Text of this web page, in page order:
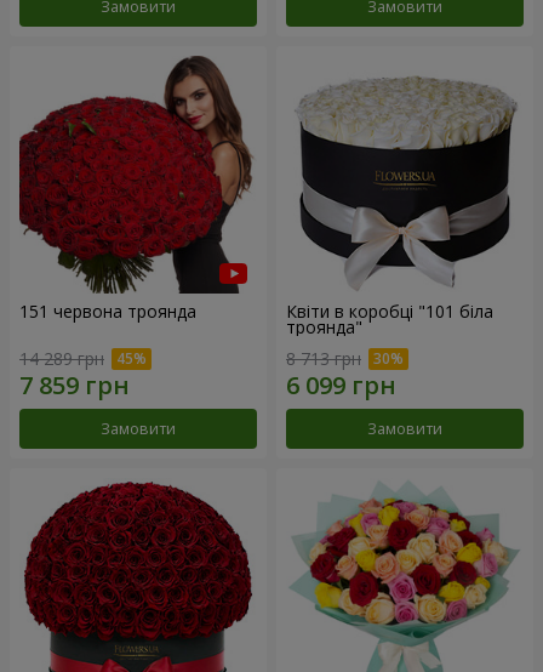
Замовити Замовити
151 червона троянда
14 289 грн
Замовити
Квіти в коробці "101 біла
троянда"
8 713 грн
Замовити